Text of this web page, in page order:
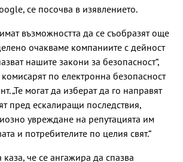
се посочва в изявлението.
възможността да се съобразят още
очакваме компаниите с дейност
нашите закони за безопасност“,
по електронна безопасност
„Те могат да изберат да го направят
пред ескалиращи последствия,
увреждане на репутацията им
и потребителите по целия свят.“
че се ангажира да спазва